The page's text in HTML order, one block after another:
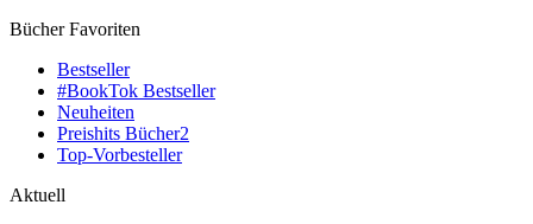
Bücher Favoriten
Bestseller
#BookTok Bestseller
Neuheiten
Preishits Bücher2
Top-Vorbesteller
Aktuell